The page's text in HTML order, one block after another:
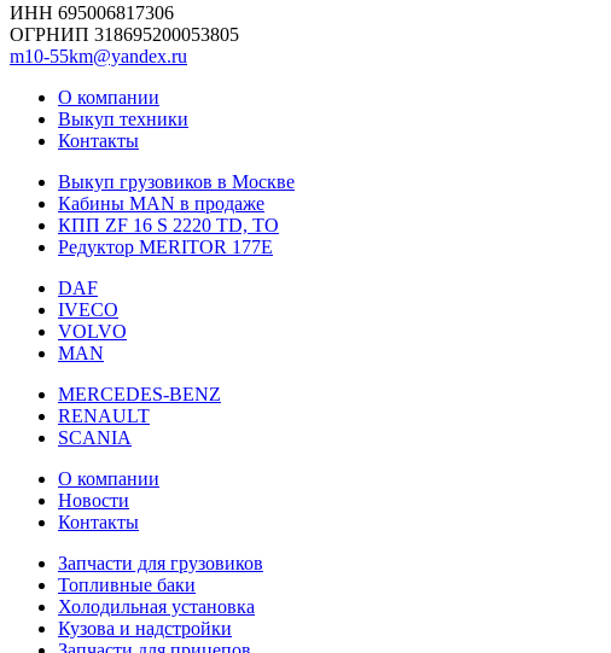
ИНН 695006817306
ОГРНИП 318695200053805
m10-55km@yandex.ru
О компании
Выкуп техники
Контакты
Выкуп грузовиков в Москве
Кабины MAN в продаже
КПП ZF 16 S 2220 TD, TO
Редуктор MERITOR 177Е
DAF
IVECO
VOLVO
MAN
MERCEDES-BENZ
RENAULT
SCANIA
О компании
Новости
Контакты
Запчасти для грузовиков
Топливные баки
Холодильная установка
Кузова и надстройки